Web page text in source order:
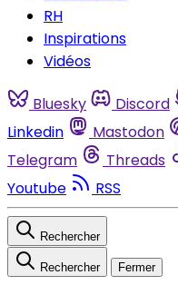
RH
Inspirations
Vidéos
Bluesky Discord
Linkedin
Mastodon
Telegram
Threads
Youtube
RSS
Rechercher
Rechercher Fermer